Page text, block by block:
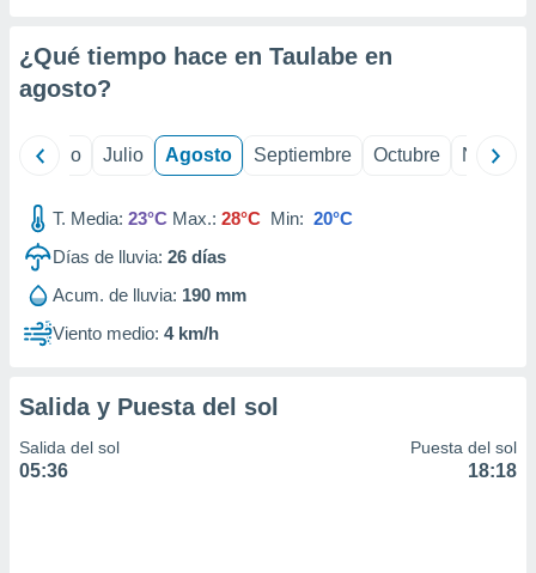
e
de
¿Qué tiempo hace en Taulabe en
agosto?
Junio Julio Agosto Septiembre Octubre
T. Media: 23°C Max.: 28°C Min: 20°C
Días de lluvia: 26 días
Acum. de lluvia: 190 mm
Viento medio: 4 km/h
Salida y Puesta del sol
Salida del sol
05:36
Puesta del sol
18:18